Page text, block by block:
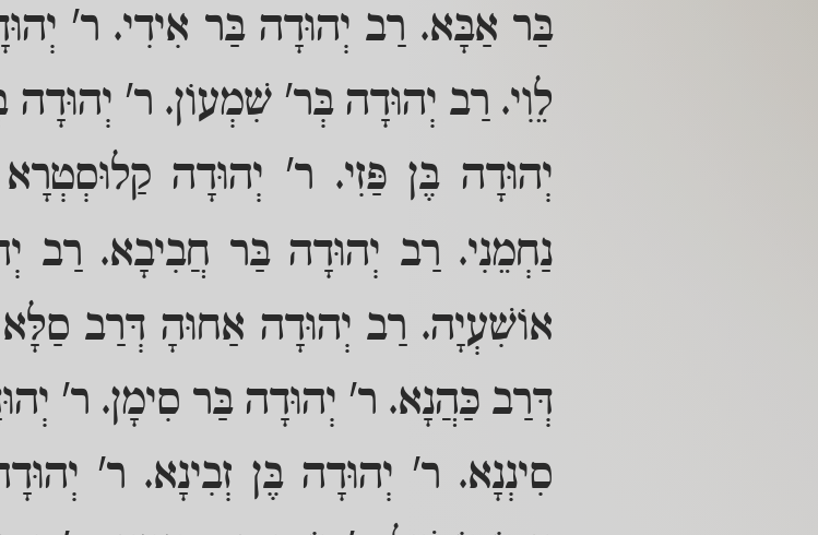
בַּר אַבָּא. רַב יְהוּדָה בַּר אִידִי. ר'
לֵוִי. רַב יְהוּדָה בְּר' שִׁמְעוֹן. ר' יְהוּדָה
יְהוּדָה בֶּן פַּזִי. ר' יְהוּדָה קַלוּסְטְרָא
נַחְמֵנִי. רַב יְהוּדָה בַּר חֲבִיבָא. רַב
אוֹשִׁעְיָה. רַב יְהוּדָה אַחוּהָ דְּרַב
דְּרַב כַּהֲנָא. ר' יְהוּדָה בַּר סִימָן. ר'
סִינְנָא. ר' יְהוּדָה בֶּן זְבִינָא. ר'